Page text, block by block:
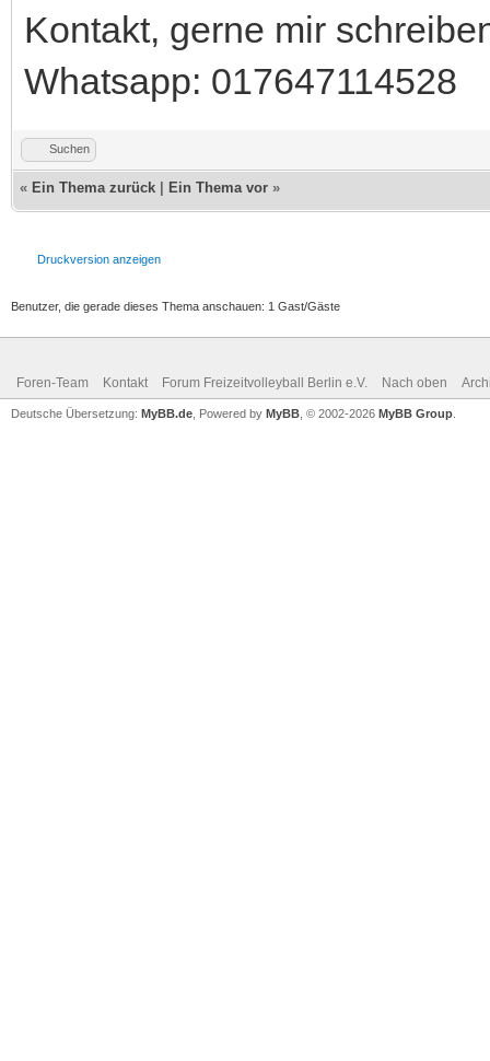
Kontakt, gerne mir
Whatsapp: 017647114528
Suchen
« Ein Thema zurück Ein Thema vor »
Druckversion anzeigen
Benutzer, die gerade dieses Thema anschauen: 1 Gast/Gäste
Foren-Team Kontakt Forum Freizeitvolleyball Berlin e.V. Nach oben
Deutsche Übersetzung: MyBB.de , Powered by MyBB , © 2002-2026 MyBB Group